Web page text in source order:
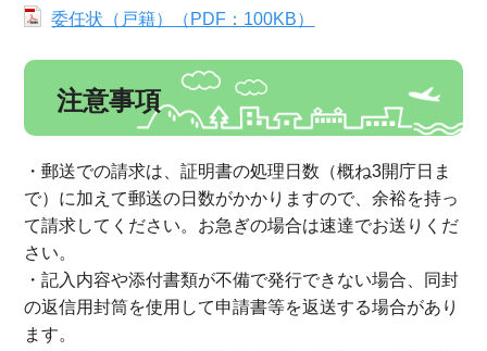
委任状（戸籍）（PDF：100KB）
注意事項
・郵送での請求は、証明書の処理日数（概ね3開庁日ま
で）に加えて郵送の日数がかかりますので、余裕を持っ
て請求してください。お急ぎの場合は速達でお送りくだ
さい。
・記入内容や添付書類が不備で発行できない場合、同封
の返信用封筒を使用して申請書等を返送する場合があり
ます。